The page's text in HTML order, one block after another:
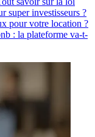
super investisseurs ?
pour votre location ?
: la plateforme va-t-